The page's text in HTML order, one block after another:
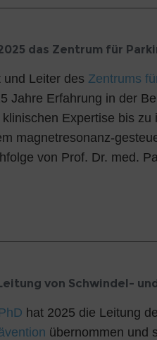
das Zentrum für
und Leiter des Zentrums
Jahre Erfahrung in der
Expertise bis
magnetresonanz-
von Prof. Dr. med.
von Schwindel-
hat 2025 die Leitung
übernommen und